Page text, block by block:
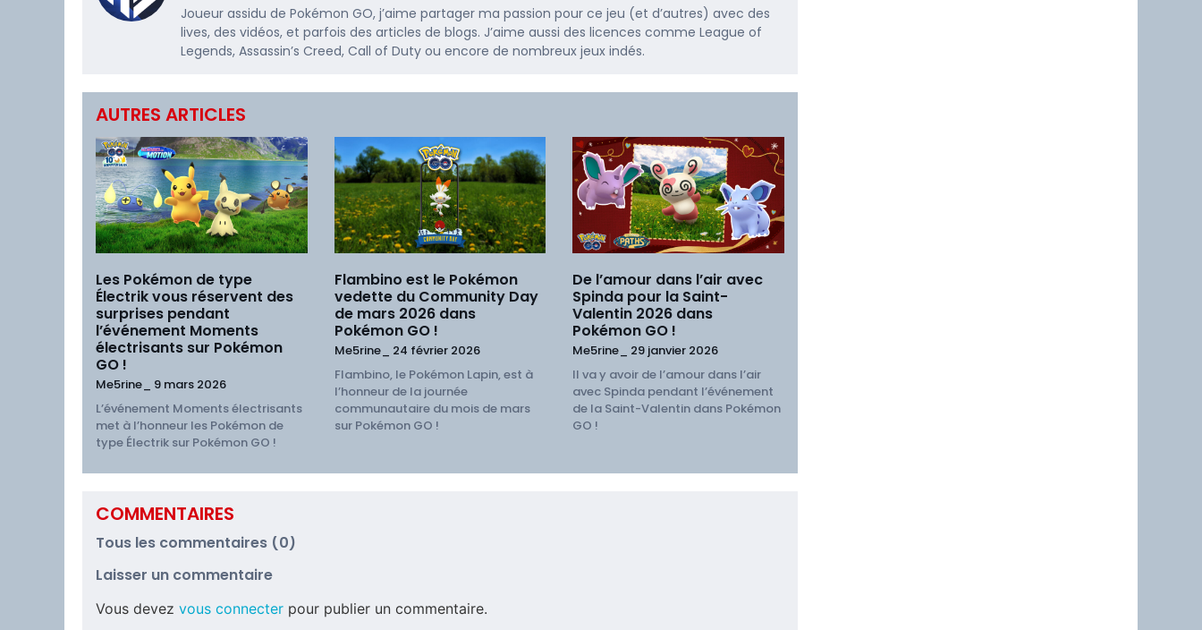
Joueur assidu de Pokémon GO, j’aime partager ma passion pour ce jeu (et d’autres) avec des
lives, des vidéos, et parfois des articles de blogs. J’aime aussi des licences comme League of
Legends, Assassin’s Creed, Call of Duty ou encore de nombreux jeux indés.
AUTRES ARTICLES
Les Pokémon de type
Électrik vous réservent des
surprises pendant
l’événement Moments
électrisants sur Pokémon
GO !
Me5rine_ 9 mars 2026
L’événement Moments électrisants
met à l’honneur les Pokémon de
type Électrik sur Pokémon GO !
Flambino est le Pokémon
vedette du Community Day
de mars 2026 dans
Pokémon GO !
Me5rine_ 24 février 2026
Flambino, le Pokémon Lapin, est à
l’honneur de la journée
communautaire du mois de mars
sur Pokémon GO !
De l’amour dans l’air avec
Spinda pour la Saint-
Valentin 2026 dans
Pokémon GO !
Me5rine_ 29 janvier 2026
Il va y avoir de l’amour dans l’air
avec Spinda pendant l’événement
de la Saint-Valentin dans Pokémon
GO !
COMMENTAIRES
Tous les commentaires (0)
Laisser un commentaire
Vous devez vous connecter pour publier un commentaire.